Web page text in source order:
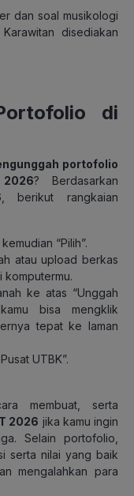
dan soal musikologi
disediakan
di
portofolio
? Berdasarkan
berikut rangkaian
“Pilih”.
atau upload berkas
ke atas “Unggah
bisa mengklik
tepat ke laman
UTBK”.
membuat, serta
2026 jika kamu ingin
Selain portofolio,
serta nilai yang baik
mengalahkan para